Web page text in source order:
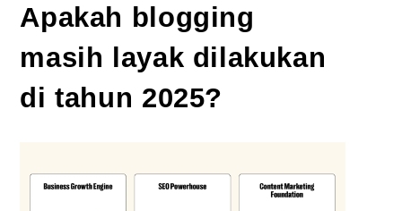
Apakah blogging
masih layak dilakukan
di tahun 2025?